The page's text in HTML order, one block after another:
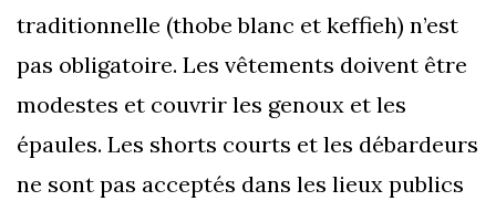
traditionnelle (thobe blanc et keffieh) n’est
pas obligatoire. Les vêtements doivent être
modestes et couvrir les genoux et les
épaules. Les shorts courts et les débardeurs
ne sont pas acceptés dans les lieux publics